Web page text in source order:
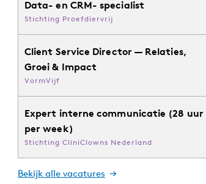
Data- en CRM- specialist
Stichting Proefdiervrij
Client Service Director — Relaties,
Groei & Impact
VormVijf
Expert interne communicatie (28 uur
per week)
Stichting CliniClowns Nederland
Bekijk alle vacatures